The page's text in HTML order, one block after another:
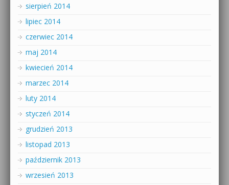
sierpień 2014
lipiec 2014
czerwiec 2014
maj 2014
kwiecień 2014
marzec 2014
luty 2014
styczeń 2014
grudzień 2013
listopad 2013
październik 2013
wrzesień 2013